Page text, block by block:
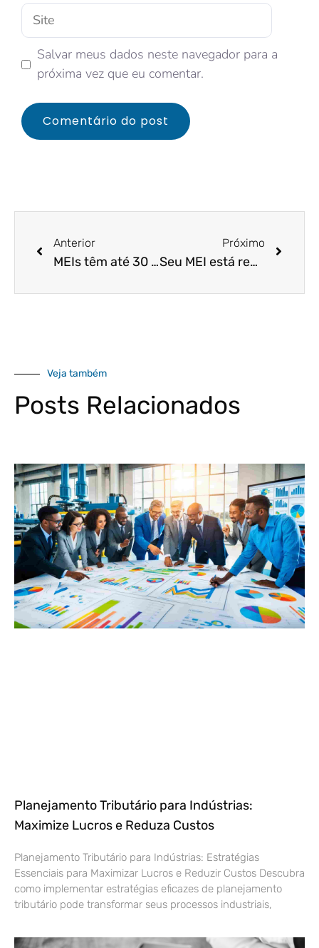
Salvar meus dados neste navegador para a
próxima vez que eu comentar.
Anterior
MEIs têm até 30 de setembro para regularizar dívidas. Saiba mais!
Próximo
Seu MEI está regularizado? A melhora na fiscalização também ajuda os seus direitos.
Veja também
Posts Relacionados
Planejamento Tributário para Indústrias:
Maximize Lucros e Reduza Custos
Planejamento Tributário para Indústrias: Estratégias
Essenciais para Maximizar Lucros e Reduzir Custos Descubra
como implementar estratégias eficazes de planejamento
tributário pode transformar seus processos industriais,